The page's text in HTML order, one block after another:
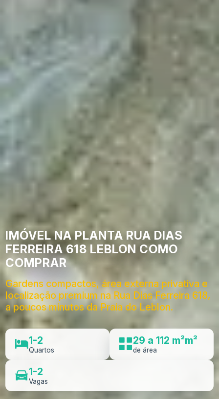
IMÓVEL NA PLANTA RUA DIAS
FERREIRA 618 LEBLON COMO
COMPRAR
Gardens compactos, área externa privativa e
localização premium na Rua Dias Ferreira 618,
a poucos minutos da Praia do Leblon.
1-2
Quartos
29 a 112 m²m²
de área
1-2
Vagas